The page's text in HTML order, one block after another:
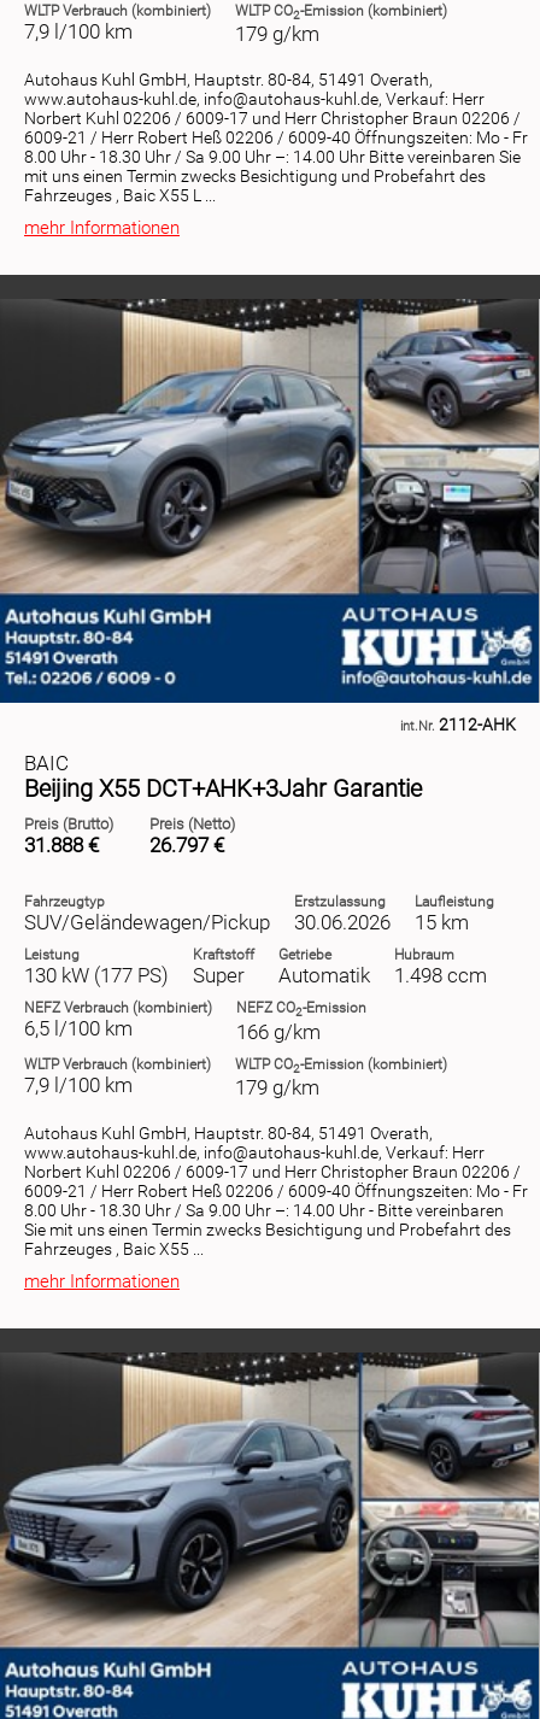
WLTPVerbrauch (kombiniert)
7,9 l/100 km
WLTPCO2-Emission (kombiniert)
179 g/km
Autohaus Kuhl GmbH, Hauptstr. 80-84, 51491 Overath,
www.autohaus-kuhl.de, info@autohaus-kuhl.de, Verkauf: Herr
Norbert Kuhl 02206 / 6009-17 und Herr Christopher Braun 02206 /
6009-21 / Herr Robert Heß 02206 / 6009-40 Öffnungszeiten: Mo - Fr
8.00 Uhr - 18.30 Uhr / Sa 9.00 Uhr –: 14.00 Uhr Bitte vereinbaren Sie
mit uns einen Termin zwecks Besichtigung und Probefahrt des
Fahrzeuges , Baic X55 L ...
mehr Informationen
int.Nr. 2112-AHK
BAIC
Beijing X55 DCT+AHK+3Jahr Garantie
Preis (Brutto)
31.888 €
Preis (Netto)
26.797 €
Fahrzeugtyp
SUV/Geländewagen/Pickup
Erstzulassung
30.06.2026
Laufleistung
15 km
Leistung
130 kW (177 PS)
Kraftstoff
Super
Getriebe
Automatik
Hubraum
1.498 ccm
NEFZVerbrauch (kombiniert)
6,5 l/100 km
NEFZCO2-Emission
166 g/km
WLTPVerbrauch (kombiniert)
7,9 l/100 km
WLTPCO2-Emission (kombiniert)
179 g/km
Autohaus Kuhl GmbH, Hauptstr. 80-84, 51491 Overath,
www.autohaus-kuhl.de, info@autohaus-kuhl.de, Verkauf: Herr
Norbert Kuhl 02206 / 6009-17 und Herr Christopher Braun 02206 /
6009-21 / Herr Robert Heß 02206 / 6009-40 Öffnungszeiten: Mo - Fr
8.00 Uhr - 18.30 Uhr / Sa 9.00 Uhr –: 14.00 Uhr - Bitte vereinbaren
Sie mit uns einen Termin zwecks Besichtigung und Probefahrt des
Fahrzeuges , Baic X55 ...
mehr Informationen